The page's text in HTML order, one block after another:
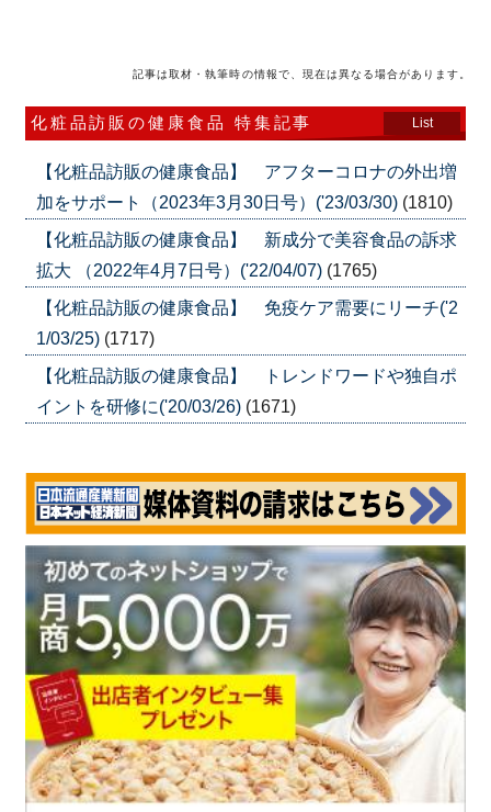
記事は取材・執筆時の情報で、現在は異なる場合があります。
化粧品訪販の健康食品 特集記事 List
【化粧品訪販の健康食品】 アフターコロナの外出増
加をサポート（2023年3月30日号）('23/03/30) (1810)
【化粧品訪販の健康食品】 新成分で美容食品の訴求
拡大 （2022年4月7日号）('22/04/07) (1765)
【化粧品訪販の健康食品】 免疫ケア需要にリーチ('2
1/03/25) (1717)
【化粧品訪販の健康食品】 トレンドワードや独自ポ
イントを研修に('20/03/26) (1671)